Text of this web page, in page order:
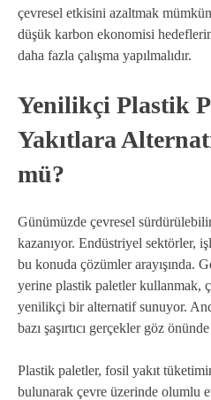
çevresel etkisini azaltmak
düşük karbon ekonomisi
daha fazla çalışma yapılmalıdır.
Yenilikçi Plastik
Yakıtlara
mü?
Günümüzde çevresel
kazanıyor. Endüstriyel sektörler,
bu konuda çözümler arayışında.
yerine plastik paletler kullanmak,
yenilikçi bir alternatif sunuyor.
bazı şaşırtıcı gerçekler göz
Plastik paletler, fosil yakıt
bulunarak çevre üzerinde olumlu